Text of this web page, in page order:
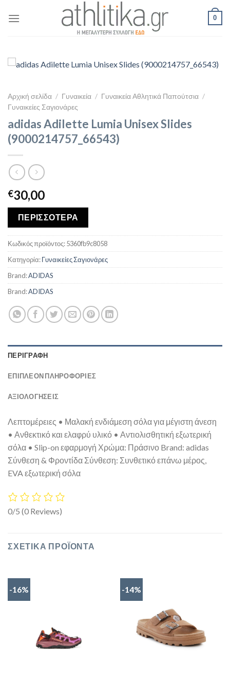
0
Αρχική σελίδα / Γυναικεία / Γυναικεία Αθλητικά Παπούτσια /
Γυναικείες Σαγιονάρες
adidas Adilette Lumia Unisex Slides
(9000214757_66543)
€30,00
ΠΕΡΙΣΣΟΤΕΡΑ
Κωδικός προϊόντος:5360fb9c8058
Κατηγορία:Γυναικείες Σαγιονάρες
Brand:ADIDAS
Brand:ADIDAS
ΠΕΡΙΓΡΑΦΉ
ΕΠΙΠΛΈΟΝ ΠΛΗΡΟΦΟΡΊΕΣ
ΑΞΙΟΛΟΓΗΣΕΙΣ
Λεπτομέρειες • Μαλακή ενδιάμεση σόλα για μέγιστη άνεση
• Ανθεκτικό και ελαφρύ υλικό • Αντιολισθητική εξωτερική
σόλα • Slip-on εφαρμογή Χρώμα: Πράσινο Brand: adidas
Σύνθεση & Φροντίδα Σύνθεση: Συνθετικό επάνω μέρος,
EVA εξωτερική σόλα
0/5 (0 Reviews)
ΣΧΕΤΙΚΆ ΠΡΟΪΌΝΤΑ
-16% -14%